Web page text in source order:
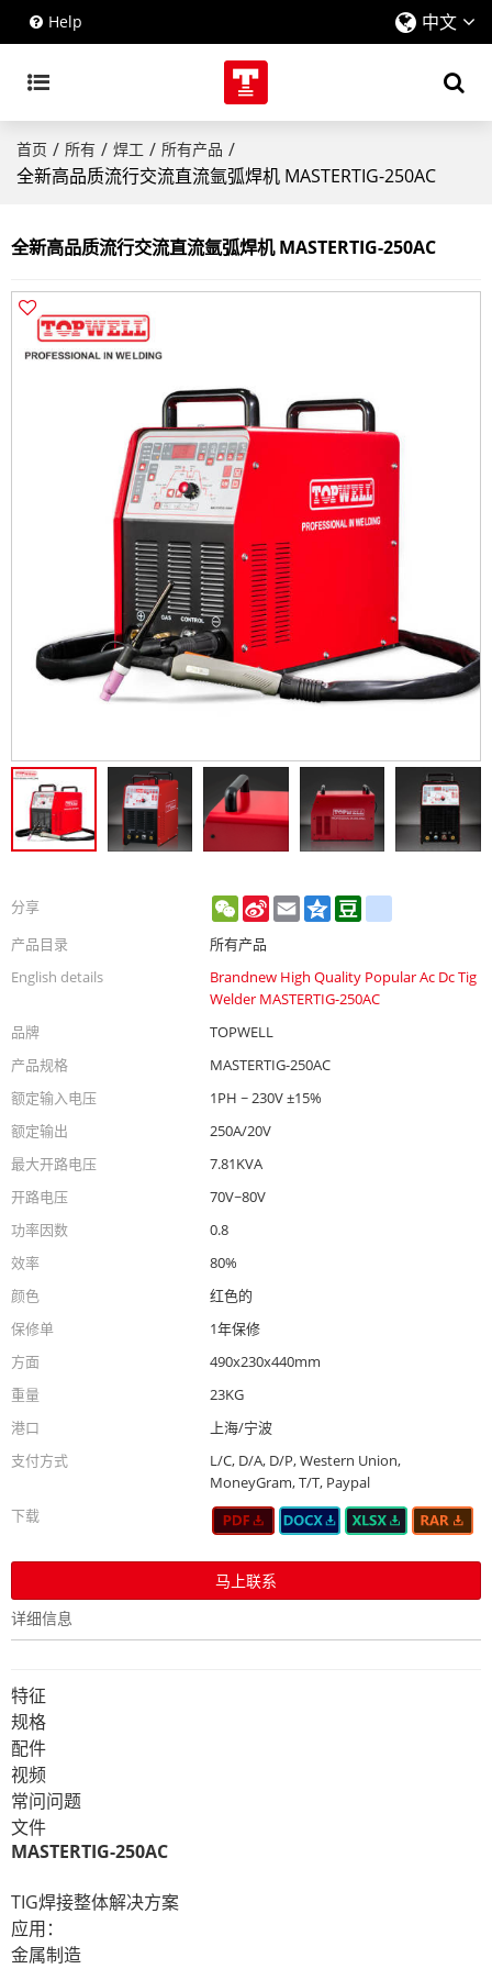
Help 中文
首页 / 所有 / 焊工 / 所有产品 /
全新高品质流行交流直流氩弧焊机 MASTERTIG-250AC
全新高品质流行交流直流氩弧焊机 MASTERTIG-250AC
分享 WeChat
Sina
Weibo
Email Qzone
产品目录
所有产品
English details
Brandnew High Quality Popular Ac Dc Tig
Welder MASTERTIG-250AC
品牌
TOPWELL
产品规格
MASTERTIG-250AC
额定输入电压
1PH ~ 230V ±15%
额定输出
250A/20V
最大开路电压
7.81KVA
开路电压
70V~80V
功率因数
0.8
效率
80%
颜色
红色的
保修单
1年保修
方面
490x230x440mm
重量
23KG
港口
上海/宁波
支付方式
L/C, D/A, D/P, Western Union,
MoneyGram, T/T, Paypal
下载
马上联系
详细信息
特征
规格
配件
视频
常问问题
文件
MASTERTIG-250AC
TIG焊接整体解决方案
应用：
金属制造